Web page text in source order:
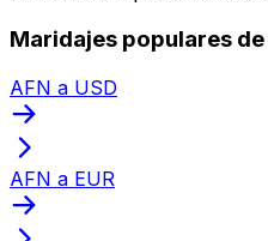
Maridajes populares
AFN a USD
AFN a EUR